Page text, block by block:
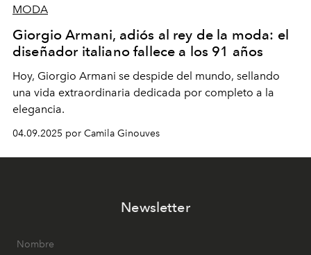
MODA
Giorgio Armani, adiós al rey de la moda: el
diseñador italiano fallece a los 91 años
Hoy, Giorgio Armani se despide del mundo, sellando
una vida extraordinaria dedicada por completo a la
elegancia.
04.09.2025 por Camila Ginouves
Newsletter